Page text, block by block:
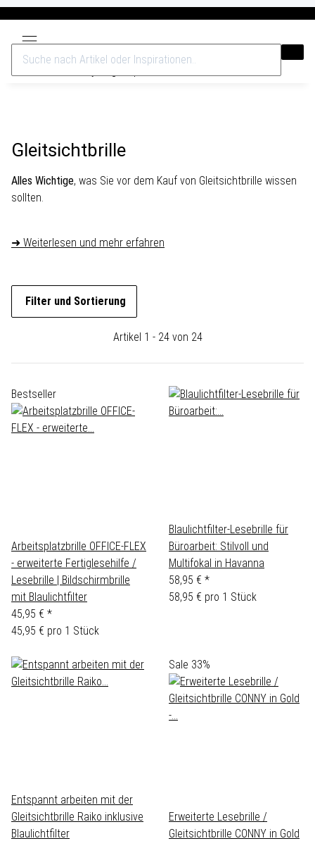
Gleitsichtbrille
Alles Wichtige, was Sie vor dem Kauf von Gleitsichtbrille wissen
sollten.
➜ Weiterlesen und mehr erfahren
Filter und Sortierung
Artikel 1 - 24 von 24
Bestseller
Arbeitsplatzbrille OFFICE-FLEX
- erweiterte Fertiglesehilfe /
Lesebrille | Bildschirmbrille
mit Blaulichtfilter
45,95 € *
45,95 € pro 1 Stück
Blaulichtfilter-Lesebrille für
Büroarbeit: Stilvoll und
Multifokal in Havanna
58,95 € *
58,95 € pro 1 Stück
Entspannt arbeiten mit der
Gleitsichtbrille Raiko inklusive
Blaulichtfilter
Sale 33%
Erweiterte Lesebrille /
Gleitsichtbrille CONNY in Gold